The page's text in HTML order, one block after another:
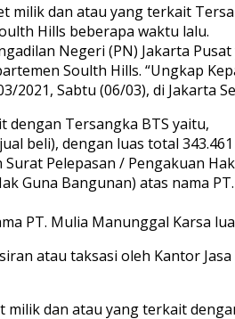
dan atau yang terkait
Hills beberapa waktu lalu.
Negeri (PN) Jakarta
Soulth Hills. “Ungkap
2021, Sabtu (06/03), di Jakarta
Tersangka BTS yaitu,
dengan luas total 343.461
Pelepasan / Pengakuan
Bangunan) atas nama
PT. Mulia Manunggal Karsa
atau taksasi oleh Kantor
dan atau yang terkait